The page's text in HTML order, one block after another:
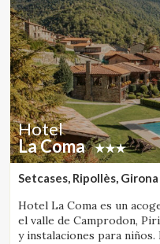
Hotel
La Coma
Setcases, Ripollès, Girona
Hotel La Coma es un
el valle de Camprodon,
y instalaciones para niños.